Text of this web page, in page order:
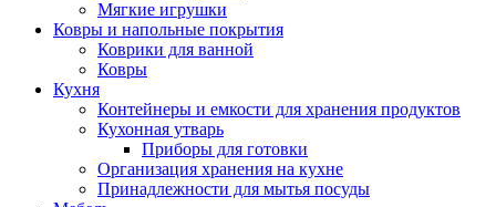
Мягкие игрушки
Ковры и напольные покрытия
Коврики для ванной
Ковры
Кухня
Контейнеры и емкости для хранения продуктов
Кухонная утварь
Приборы для готовки
Организация хранения на кухне
Принадлежности для мытья посуды